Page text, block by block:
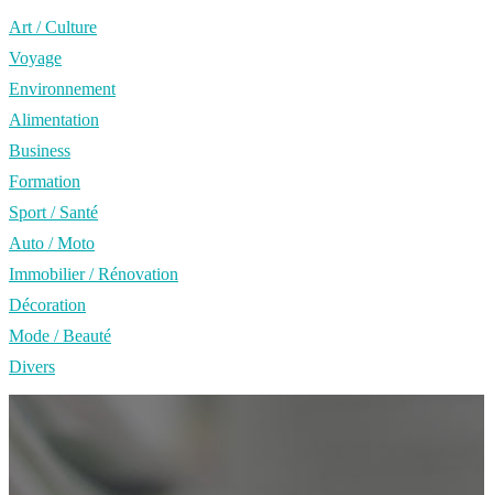
Art / Culture
Voyage
Environnement
Alimentation
Business
Formation
Sport / Santé
Auto / Moto
Immobilier / Rénovation
Décoration
Mode / Beauté
Divers